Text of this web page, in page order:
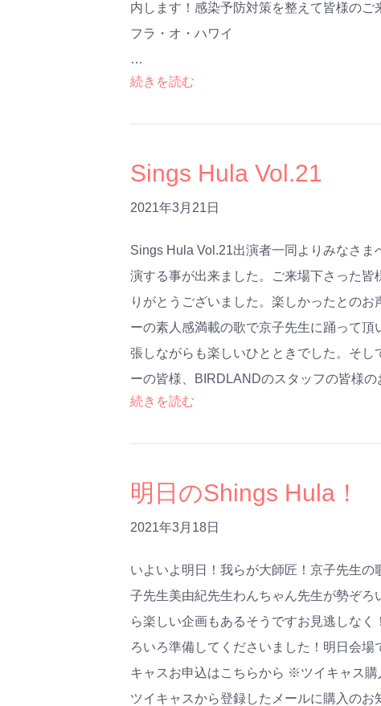
内します！感染予防対策を整えて皆様の
フラ・オ・ハワイ
…
続きを読む
Sings Hula Vol.21
2021年3月21日
Sings Hula Vol.21出演者一同よりみなさ
演する事が出来ました。ご来場下さった
りがとうございました。楽しかったとの
ーの素人感満載の歌で京子先生に踊って
張しながらも楽しいひとときでした。そ
ーの皆様、BIRDLANDのスタッフの皆様
続きを読む
明日のShings Hula！
2021年3月18日
いよいよ明日！我らが大師匠！京子先生
子先生美由紀先生わんちゃん先生が勢ぞ
ら楽しい企画もあるそうですお見逃しな
ろいろ準備してくださいました！明日会
キャスお申込はこちらから ※ツイキャス購
ツイキャスから登録したメールに購入の